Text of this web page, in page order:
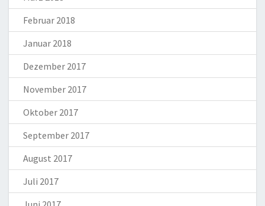
Februar 2018
Januar 2018
Dezember 2017
November 2017
Oktober 2017
September 2017
August 2017
Juli 2017